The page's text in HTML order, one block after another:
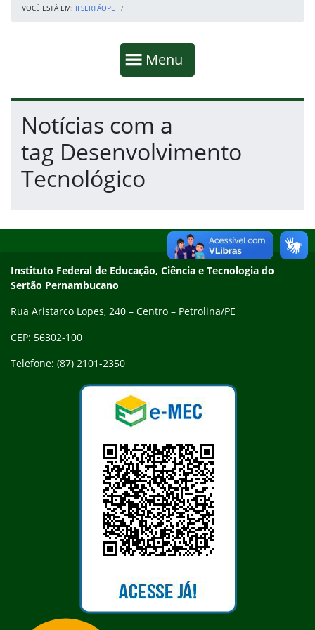
VOCÊ ESTÁ EM: IFSERTÃOPE
Mostrar
Menu
Fim da navegação
Início do conteúdo
Notícias com a
tag Desenvolvimento
Tecnológico
Endereço
Instituto Federal de Educação, Ciência e Tecnologia do
Sertão Pernambucano
Rua Aristarco Lopes, 240 – Centro – Petrolina/PE
CEP: 56302-100
Telefone: (87) 2101-2350